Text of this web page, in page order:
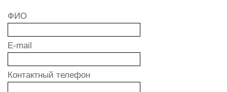
ФИО
E-mail
Контактный телефон